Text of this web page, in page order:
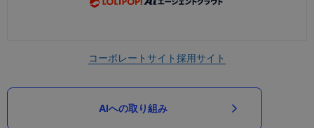
コーポレートサイト採用サイト
AIへの取り組み